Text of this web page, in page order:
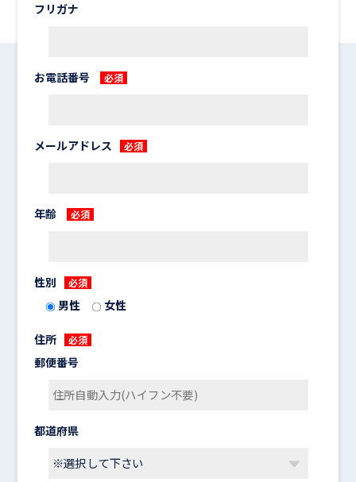
フリガナ
お電話番号 必須
メールアドレス 必須
年齢 必須
性別 必須
男性 女性
住所 必須
郵便番号
都道府県